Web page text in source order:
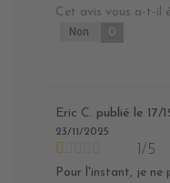
Cet avis vous a-t-il
Non 0
Eric C. publié le 17/
23/11/2025
1/5
Pour l'instant, je ne